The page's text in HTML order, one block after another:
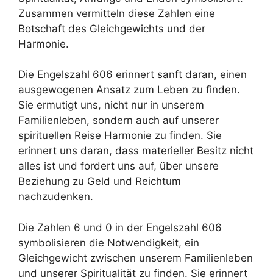
Zusammen vermitteln diese Zahlen eine
Botschaft des Gleichgewichts und der
Harmonie.
Die Engelszahl 606 erinnert sanft daran, einen
ausgewogenen Ansatz zum Leben zu finden.
Sie ermutigt uns, nicht nur in unserem
Familienleben, sondern auch auf unserer
spirituellen Reise Harmonie zu finden. Sie
erinnert uns daran, dass materieller Besitz nicht
alles ist und fordert uns auf, über unsere
Beziehung zu Geld und Reichtum
nachzudenken.
Die Zahlen 6 und 0 in der Engelszahl 606
symbolisieren die Notwendigkeit, ein
Gleichgewicht zwischen unserem Familienleben
und unserer Spiritualität zu finden. Sie erinnert